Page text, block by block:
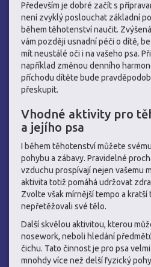
Především je dobré začít s
není zvyklý poslouchat základní
během těhotenství naučit.
vám později usnadní péči o dítě,
mít neustálé oči i na vašeho psa.
například změnou denního
příchodu dítěte bude
přeskupit.
Vhodné aktivity pro
a jejího psa
I během těhotenství můžete
pohybu a zábavy. Pravidelné
vzduchu prospívají nejen vašemu
aktivita totiž pomáhá udržovat
Zvolte však mírnější tempo a kratší
nepřetěžovali své tělo.
Další skvělou aktivitou, kterou
nosework, neboli hledání
čichu. Tato činnost je pro psa
mnohdy více než delší fyzický